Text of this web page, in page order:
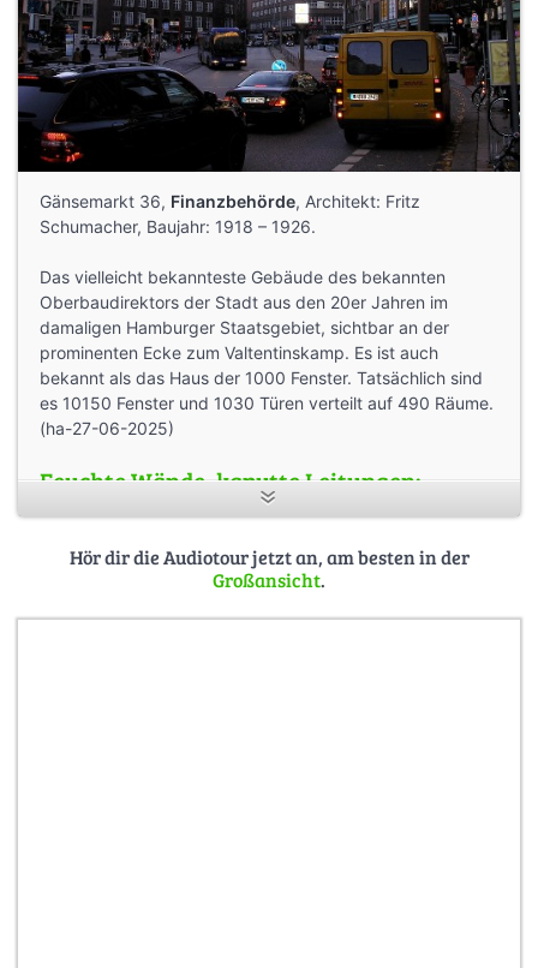
Gänsemarkt 36, Finanzbehörde, Architekt: Fritz
Schumacher, Baujahr: 1918 – 1926.
Das vielleicht bekannteste Gebäude des bekannten
Oberbaudirektors der Stadt aus den 20er Jahren im
damaligen Hamburger Staatsgebiet, sichtbar an der
prominenten Ecke zum Valtentinskamp. Es ist auch
bekannt als das Haus der 1000 Fenster. Tatsächlich sind
es 10150 Fenster und 1030 Türen verteilt auf 490 Räume.
(ha-27-06-2025)
Feuchte Wände, kaputte Leitungen:
Finanzbehörde prüft Umzug (ha 19-02-
Hamburg kauft Finanzbehörde zurück –
Hör dir die Audiotour jetzt an, am besten in der
Großansicht.